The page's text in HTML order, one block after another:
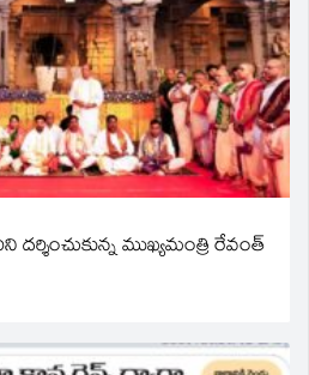
దర్శించుకున్న ముఖ్యమంత్రి రేవంత్